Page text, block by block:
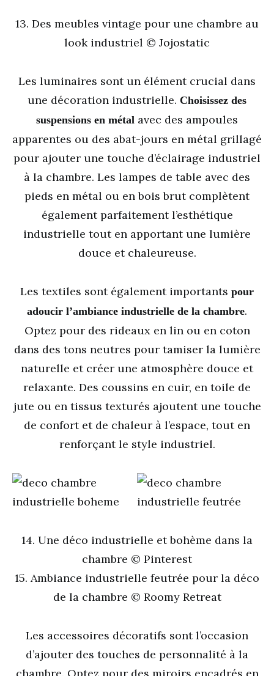
13. Des meubles vintage pour une chambre au
look industriel © Jojostatic
Les luminaires sont un élément crucial dans
une décoration industrielle. Choisissez des
suspensions en métal avec des ampoules
apparentes ou des abat-jours en métal grillagé
pour ajouter une touche d’éclairage industriel
à la chambre. Les lampes de table avec des
pieds en métal ou en bois brut complètent
également parfaitement l’esthétique
industrielle tout en apportant une lumière
douce et chaleureuse.
Les textiles sont également importants pour
adoucir l’ambiance industrielle de la chambre.
Optez pour des rideaux en lin ou en coton
dans des tons neutres pour tamiser la lumière
naturelle et créer une atmosphère douce et
relaxante. Des coussins en cuir, en toile de
jute ou en tissus texturés ajoutent une touche
de confort et de chaleur à l’espace, tout en
renforçant le style industriel.
14. Une déco industrielle et bohème dans la
chambre © Pinterest
15. Ambiance industrielle feutrée pour la déco
de la chambre © Roomy Retreat
Les accessoires décoratifs sont l’occasion
d’ajouter des touches de personnalité à la